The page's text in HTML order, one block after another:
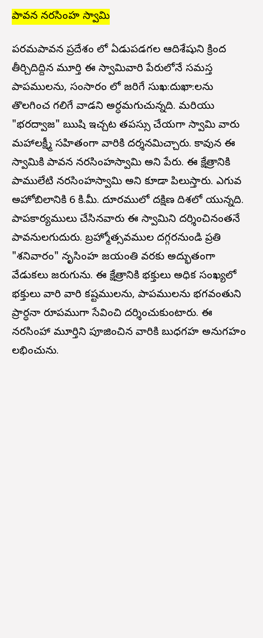
పావన నరసింహ స్వామి
పరమపావన ప్రదేశం లో ఏడుపడగల ఆదిశేషుని క్రింద
తీర్చిదిద్దిన మూర్తి ఈ స్వామివారి పేరులోనే సమస్త
పాపములను, సంసారం లో జరిగే సుఖ:దుఖా:లను
తొలగించ గలిగే వాడని అర్ధమగుచున్నది. మరియు
"భరద్వాజ" ఋషి ఇచ్చట తపస్సు చేయగా స్వామి వారు
మహాలక్ష్మీ సహితంగా వారికి దర్శనమిచ్చారు. కావున ఈ
స్వామికి పావన నరసింహస్వామి అని పేరు. ఈ క్షేత్రానికి
పాములేటి నరసింహస్వామి అని కూడా పిలుస్తారు. ఎగువ
అహోబిలానికి 6 కి.మీ. దూరములో దక్షిణ దిశలో యున్నది.
పాపకార్యములు చేసినవారు ఈ స్వామిని దర్శించినంతనే
పావనులగుదురు. బ్రహ్మోత్సవముల దగ్గరనుండి ప్రతి
"శనివారం" నృసింహ జయంతి వరకు అద్భుతంగా
వేడుకలు జరుగును. ఈ క్షేత్రానికి భక్తులు అధిక సంఖ్యలో
భక్తులు వారి వారి కష్టములను, పాపములను భగవంతుని
ప్రార్ధనా రూపముగా సేవించి దర్శించుకుంటారు. ఈ
నరసింహా మూర్తిని పూజించిన వారికి బుధగ్రహ అనుగ్రహం
లభించును.